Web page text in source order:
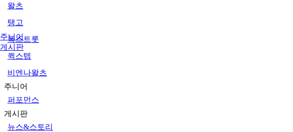
주니어
게시판
왈츠
탱고
폭스트롯
퀵스텝
비엔나왈츠
주니어
퍼포먼스
게시판
뉴스&스토리